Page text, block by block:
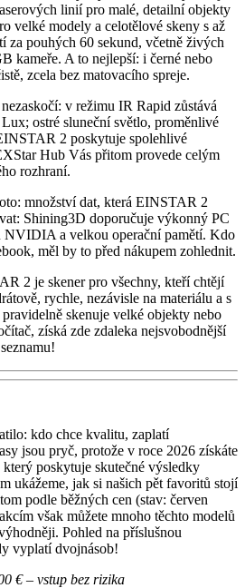
linií pro malé, detailní objekty
velké modely a celotělové skeny s až
za pouhých 60 sekund, včetně živých
kameře. A to nejlepší: i černé nebo
zcela bez matovacího spreje.
v režimu IR Rapid zůstává
ostré sluneční světlo, proměnlivé
2 poskytuje spolehlivé
Hub Vás přitom provede celým
rozhraní.
množství dat, která EINSTAR 2
Shining3D doporučuje výkonný PC
NVIDIA a velkou operační pamětí. Kdo
měl by to před nákupem zohlednit.
2 je skener pro všechny, kteří chtějí
rychle, nezávisle na materiálu a s
skenuje velké objekty nebo
získá zde zdaleka nejsvobodnější
kdo chce kvalitu, zaplatí
jsou pryč, protože v roce 2026 získáte
poskytuje skutečné výsledky
ukážeme, jak si našich pět favoritů stojí
podle běžných cen (stav: červen
však můžete mnoho těchto modelů
Pohled na příslušnou
vyplatí dvojnásob!
€ – vstup bez rizika